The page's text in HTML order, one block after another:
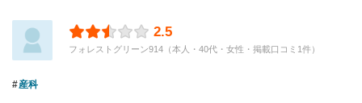
2.5
フォレストグリーン914（本人・40代・女性・掲載口コミ1件）
産科